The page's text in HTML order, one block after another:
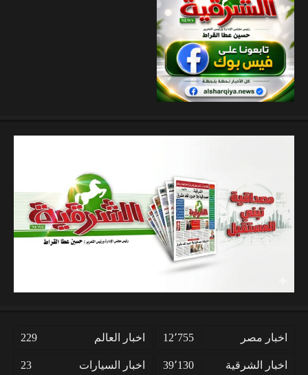
اخبار مصر 12٬755 اخبار العالم 229
اخبار الشرقية 39٬130 اخبار السيارات 23